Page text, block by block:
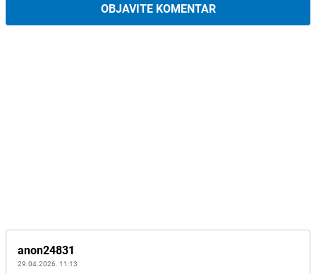
OBJAVITE KOMENTAR
anon24831
29.04.2026. 11:13